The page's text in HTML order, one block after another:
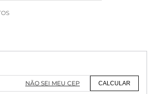
NÃO SEI MEU CEP CALCULAR